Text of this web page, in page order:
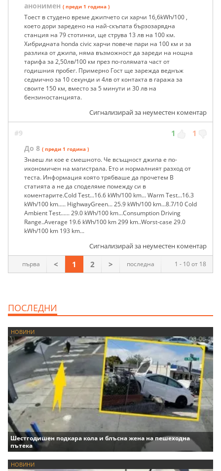
анонимен ( преди 1 година )
Тоест в студено време джипчето си харчи 16,6kWh/100 ,
което дори заредено на най-скъпата бързозарядна
станция на 79 стотинки, ще струва 13 лв на 100 км.
Хибридната honda civic харчи повече пари на 100 км и за
разлика от джипа, няма възможност да зареди на нощна
тарифа за 2,50лв/100 км през по-голямата част от
годишния пробег. Примерно Гост ще зарежда веднъж
седмично за 10 секунди и 4лв от контакта в гаража за
своите 150 км, вместо за 5 минути и 30 лв на
бензиностанцията.
Сигнализирай за неуместен коментар
#9 1 1
До 8 ( преди 1 година )
Знаеш ли кое е смешното. Че всъщност джипа е по-
икономичен на магистрала. Ето и нормалният разход от
теста. Информация която трябваше да прочетем В
статията а не да споделяме помежду си в
коментарите.Cold Test...16.6 kWh/100 km... Warm Test...16.3
kWh/100 km..... HighwayGreen... 25.9 kWh/100 km...8.7/10 Cold
Ambient Test...... 29.0 kWh/100 km...Consumption Driving
Range..Average 19.6 kWh/100 km 299 km..Worst-case 29.0
kWh/100 km 193 km...
Сигнализирай за неуместен коментар
1 - 10 от 18
първа < 1 2 > последна
ПОСЛЕДНИ
НОВИНИ
Шестгодишен подкара кола и блъсна жена на пешеходна
пътека
НОВИНИ